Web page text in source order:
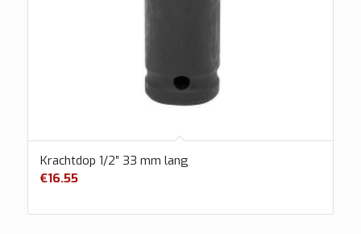
Krachtdop 1/2″ 33 mm lang
€16.55